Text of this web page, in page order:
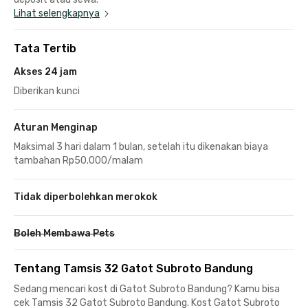
Lihat selengkapnya
Tata Tertib
Akses 24 jam
Diberikan kunci
Aturan Menginap
Maksimal 3 hari dalam 1 bulan, setelah itu dikenakan biaya
tambahan Rp50.000/malam
Tidak diperbolehkan merokok
Boleh Membawa Pets
Tentang Tamsis 32 Gatot Subroto Bandung
Sedang mencari kost di Gatot Subroto Bandung? Kamu bisa
cek Tamsis 32 Gatot Subroto Bandung. Kost Gatot Subroto